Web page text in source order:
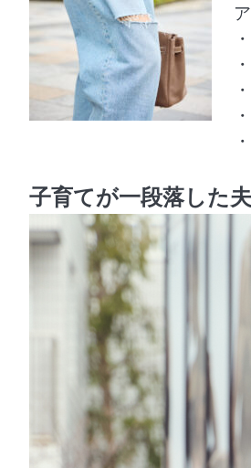
子育てが一段落した